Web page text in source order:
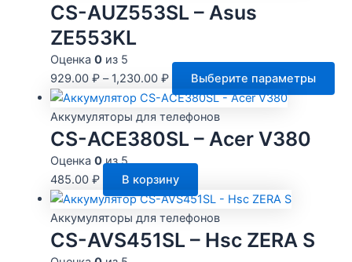
CS-AUZ553SL – Asus
ZE553KL
Оценка 0из 5
929.00 ₽–1,230.00 ₽ Выберите параметры
Аккумуляторы для телефонов
CS-ACE380SL – Acer V380
Оценка 0из 5
485.00 ₽ В корзину
Аккумуляторы для телефонов
CS-AVS451SL – Hsc ZERA S